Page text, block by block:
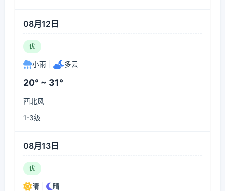
08月12日
优
小雨 多云
20° ~ 31°
西北风
1-3级
08月13日
优
晴 晴